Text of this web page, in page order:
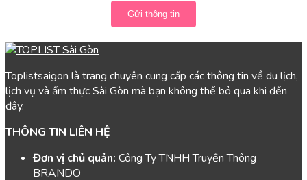
Gửi thông tin
Toplistsaigon là trang chuyên cung cấp các thông tin về du lịch,
lịch vụ và ẩm thực Sài Gòn mà bạn không thể bỏ qua khi đến
đây.
THÔNG TIN LIÊN HỆ
Đơn vị chủ quản: Công Ty TNHH Truyền Thông
BRANDO